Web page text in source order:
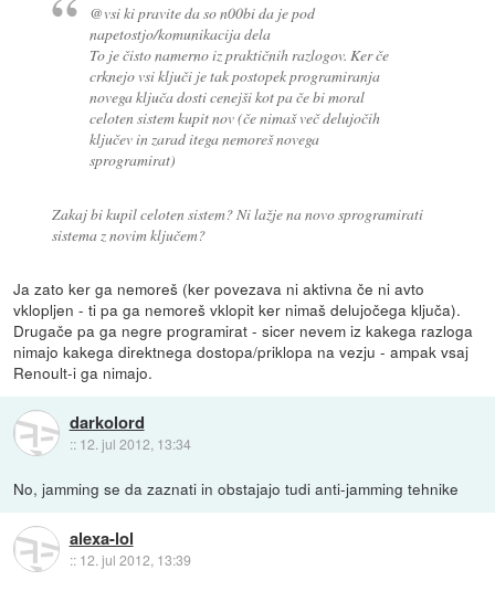
@vsi ki pravite da so n00bi da je pod
napetostjo/komunikacija dela
To je čisto namerno iz praktičnih razlogov. Ker če
crknejo vsi ključi je tak postopek programiranja
novega ključa dosti cenejši kot pa če bi moral
celoten sistem kupit nov (če nimaš več delujočih
ključev in zarad itega nemoreš novega
sprogramirat)
Zakaj bi kupil celoten sistem? Ni lažje na novo sprogramirati
sistema z novim ključem?
Ja zato ker ga nemoreš (ker povezava ni aktivna če ni avto
vklopljen - ti pa ga nemoreš vklopit ker nimaš delujočega ključa).
Drugače pa ga negre programirat - sicer nevem iz kakega razloga
nimajo kakega direktnega dostopa/priklopa na vezju - ampak vsaj
Renoult-i ga nimajo.
darkolord
:: 12. jul 2012, 13:34
No, jamming se da zaznati in obstajajo tudi anti-jamming tehnike
alexa-lol
:: 12. jul 2012, 13:39